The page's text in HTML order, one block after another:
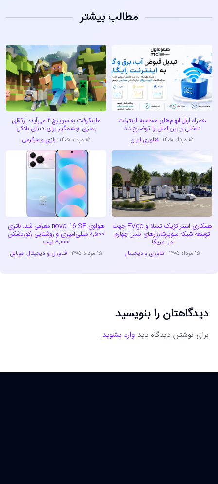
مطالب بیشتر
همراه اول ابهام‌های محاسبه اینترنت
داخلی و بین‌الملل را توضیح داد
۱۵ مرداد ۱۴۰۵ فناوری ایران
ماینکرفت به سوییچ ۲ می‌آید؛ ارتقای
بصری چشمگیر برای دنیای بلاکی
۱۵ مرداد ۱۴۰۵ بازی و سرگرمی
همکاری استراتژیک تسلا و EVgo جهت
توسعه شبکه سوپرشارژرهای نسل چهارم
در آمریکا
۱۵ مرداد ۱۴۰۵ فناوری و دیجیتال
هواوی nova 16 SE معرفی شد: باتری
۸,۵۰۰ میلی‌آمپری و روشنایی رکوردشکن
۸,۰۰۰ نیت
۱۵ مرداد ۱۴۰۵ فناوری و دیجیتال،موبایل
دیدگاهتان را بنویسید
برای نوشتن دیدگاه باید وارد بشوید.